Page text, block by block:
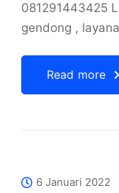
081291443425
gendong ,
Read more
6 Januari 2022